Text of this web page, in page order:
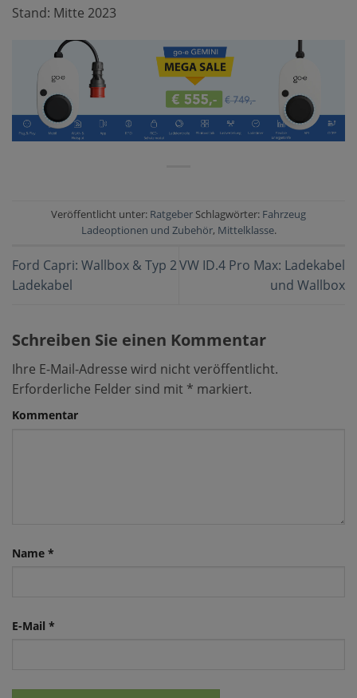
Stand: Mitte 2023
Veröffentlicht unter: Ratgeber Schlagwörter: Fahrzeug
Ladeoptionen und Zubehör, Mittelklasse.
Ford Capri: Wallbox & Typ 2
Ladekabel
VW ID.4 Pro Max: Ladekabel
und Wallbox
Schreiben Sie einen Kommentar
Ihre E-Mail-Adresse wird nicht veröffentlicht.
Erforderliche Felder sind mit * markiert.
Kommentar
Name *
E-Mail *